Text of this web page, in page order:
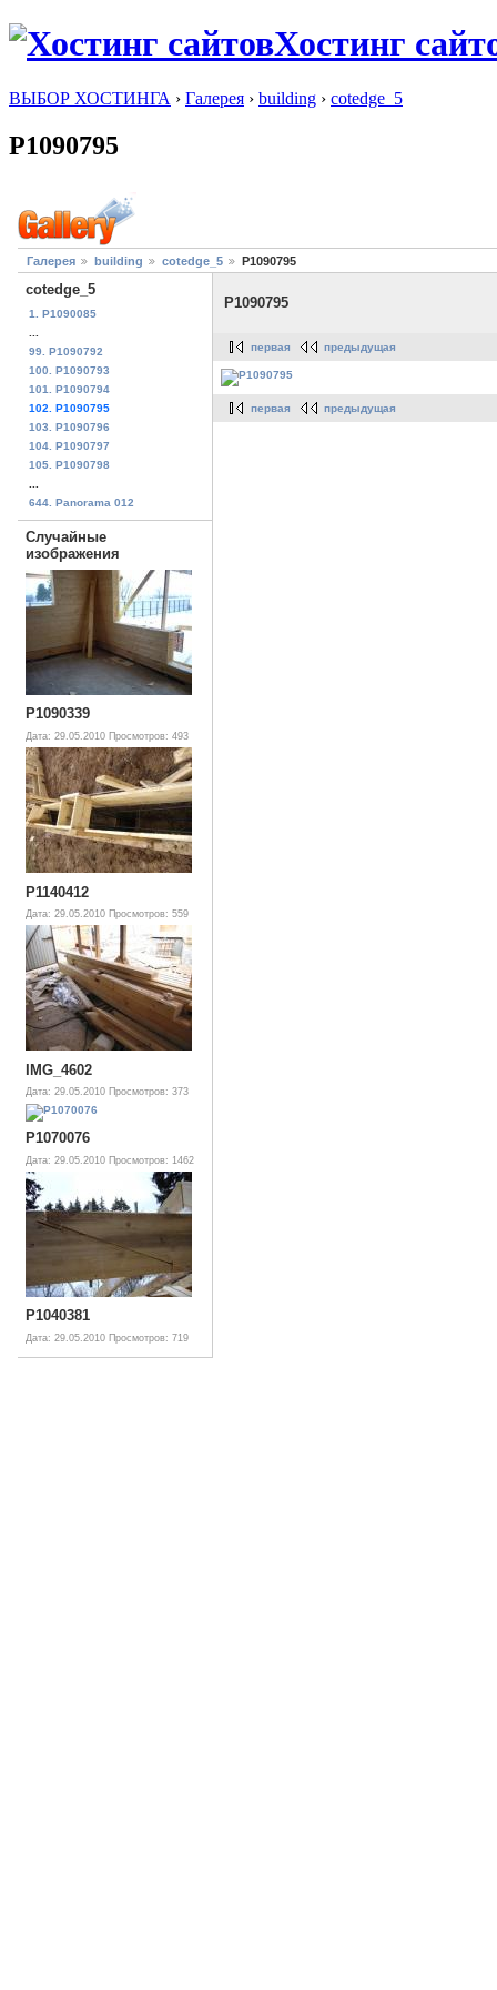
Хостинг
ВЫБОР ХОСТИНГА › Галерея › building › cotedge_5
P1090795
Галерея building cotedge_5 P1090795
cotedge_5
1. P1090085
...
99. P1090792
100. P1090793
101. P1090794
102. P1090795
103. P1090796
104. P1090797
105. P1090798
...
644. Panorama 012
Случайные
изображения
P1090339
Дата: 29.05.2010 Просмотров: 493
P1140412
Дата: 29.05.2010 Просмотров: 559
IMG_4602
Дата: 29.05.2010 Просмотров: 373
P1070076
Дата: 29.05.2010 Просмотров: 1462
P1040381
Дата: 29.05.2010 Просмотров: 719
P1090795
первая предыдущая
первая предыдущая